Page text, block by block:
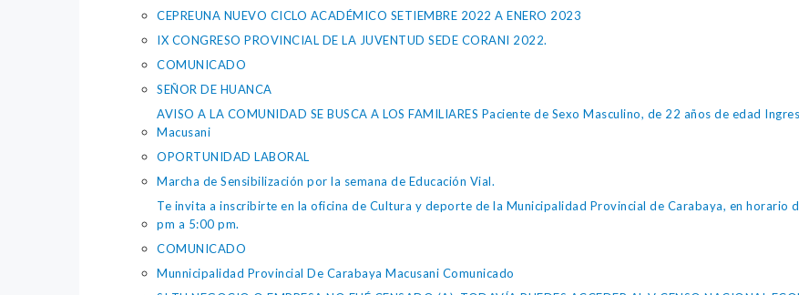
CEPREUNA NUEVO CICLO ACADÉMICO SETIEMBRE 2022 A ENERO 2023
IX CONGRESO PROVINCIAL DE LA JUVENTUD SEDE CORANI 2022.
COMUNICADO
SEÑOR DE HUANCA
AVISO A LA COMUNIDAD SE BUSCA A LOS FAMILIARES Paciente de Sexo Masculino, de 22 años de edad
Macusani
OPORTUNIDAD LABORAL
Marcha de Sensibilización por la semana de Educación Vial.
Te invita a inscribirte en la oficina de Cultura y deporte de la Municipalidad Provincial de Carabaya, en horario
pm a 5:00 pm.
COMUNICADO
Munnicipalidad Provincial De Carabaya Macusani Comunicado